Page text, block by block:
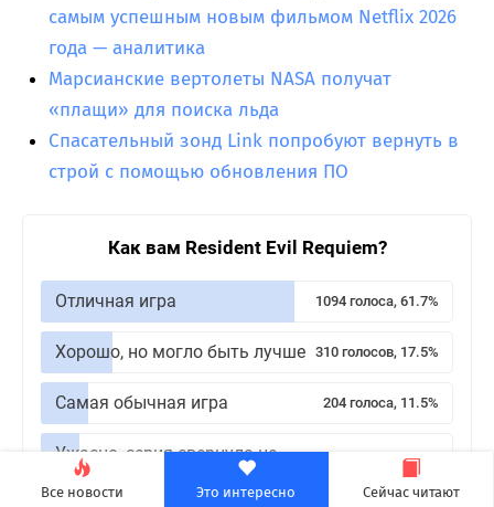
Все новости Это интересно Сейчас читают
самым успешным новым фильмом Netflix 2026
года — аналитика
Марсианские вертолеты NASA получат
«плащи» для поиска льда
Спасательный зонд Link попробуют вернуть в
строй с помощью обновления ПО
Как вам Resident Evil Requiem?
Отличная игра 1094 голоса, 61.7%
Хорошо, но могло быть лучше 310 голосов, 17.5%
Самая обычная игра 204 голоса, 11.5%
Ужасно, серия свернула не
туда
165 голосов, 9.3%